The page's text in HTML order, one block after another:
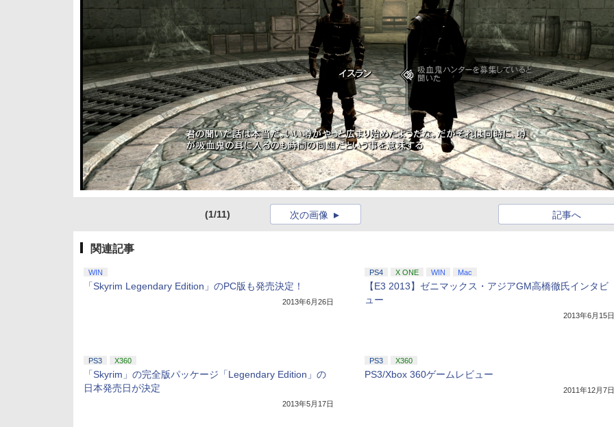
(1/11) 記事へ
次の画像
関連記事
WIN
「Skyrim Legendary Edition」のPC版も発売決定！
2013年6月26日
PS4 X ONE WIN Mac
【E3 2013】ゼニマックス・アジアGM高橋徹氏インタビ
ュー
2013年6月15日
PS3 X360
「Skyrim」の完全版パッケージ「Legendary Edition」の
日本発売日が決定
2013年5月17日
PS3 X360
PS3/Xbox 360ゲームレビュー
2011年12月7日